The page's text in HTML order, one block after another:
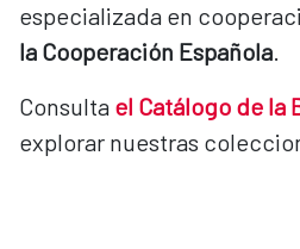
especializada en
la Cooperación Española.
Consulta el Catálogo de la
explorar nuestras